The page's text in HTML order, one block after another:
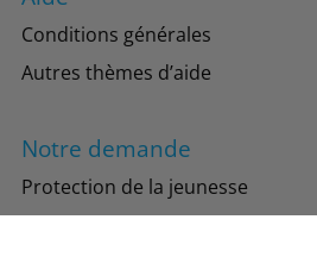
Conditions générales
Autres thèmes d’aide
Notre demande
Protection de la jeunesse